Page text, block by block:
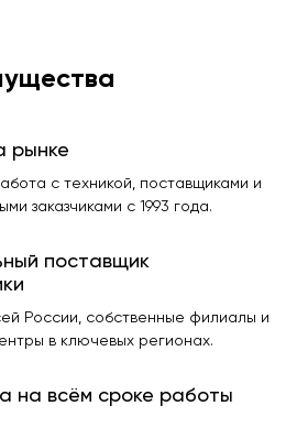
рынке
с техникой, поставщиками и
заказчиками с 1993 года.
поставщик
России, собственные филиалы и
в ключевых регионах.
на всём сроке работы